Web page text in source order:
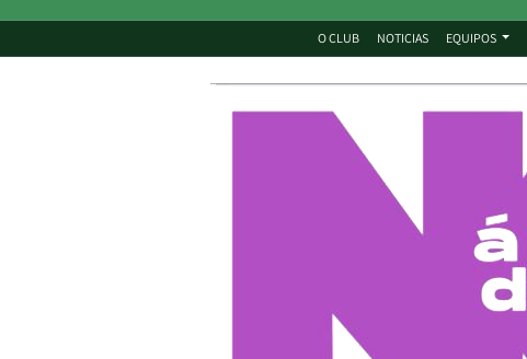
O CLUB NOTICIAS EQUIPOS